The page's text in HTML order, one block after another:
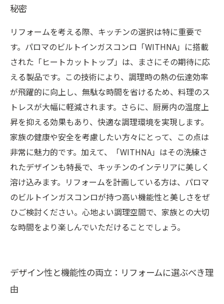
秘密
リフォームを考える際、キッチンの選択は特に重要で
す。パロマのビルトインガスコンロ「WITHNA」に搭載
された「ヒートカットトップ」は、まさにその期待に応
える製品です。この技術により、調理時の熱の伝達効率
が飛躍的に向上し、無駄な時間を省けるため、料理のス
トレスが大幅に軽減されます。さらに、厨房内の温度上
昇を抑える効果もあり、快適な調理環境を実現します。
家族の健康や安全を考慮したい方々にとって、この点は
非常に魅力的です。加えて、「WITHNA」はその洗練さ
れたデザインも特長で、キッチンのインテリアに美しく
溶け込みます。リフォームを計画している方は、パロマ
のビルトインガスコンロが持つ高い機能性と美しさをぜ
ひご検討ください。心地よい調理空間で、家族との大切
な時間をより楽しんでいただけることでしょう。
デザイン性と機能性の両立：リフォームに選ぶべき理
由